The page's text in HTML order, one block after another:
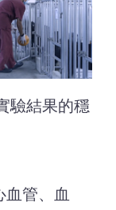
驗結果的穩
管、血